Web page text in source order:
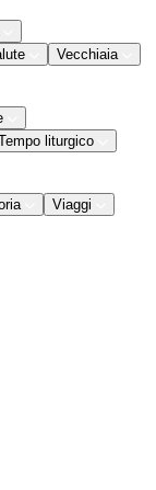
Vecchiaia
liturgico
Viaggi